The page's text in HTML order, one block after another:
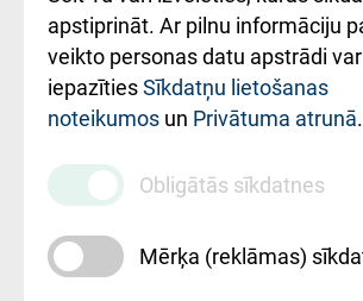
Rekvizīti un
ārstniecības
iestādes kods
010000234
Maksas
pakalpojumu
cenrādis
apstiprināt. Ar pilnu informāciju
veikto personas datu apstrādi var
iepazītiesSīkdatņu lietošanas
noteikumos un Privātuma atrunā.
Obligātās sīkdatnes
Mērķa (reklāmas)